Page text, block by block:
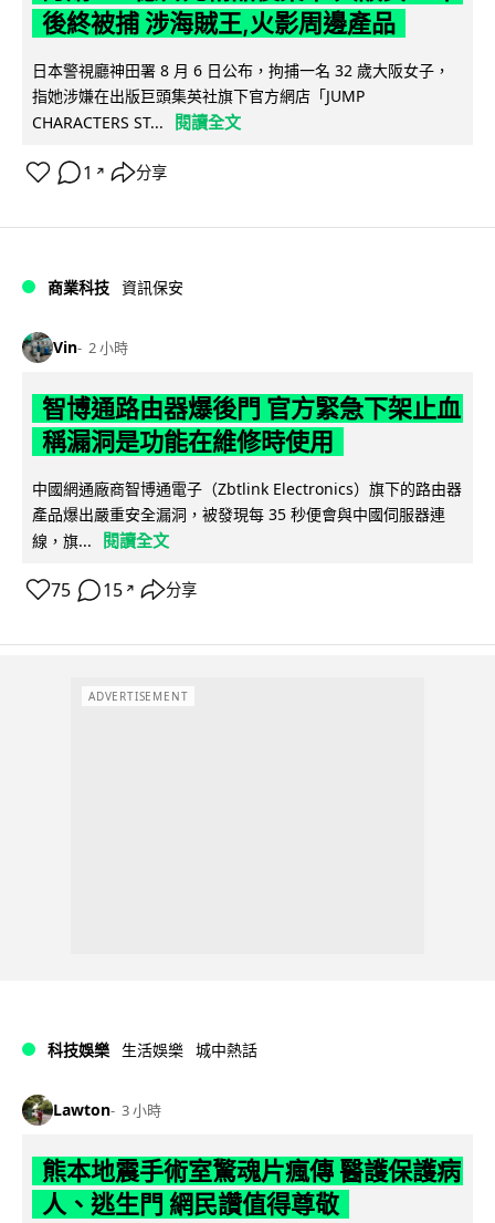
後終被捕 涉海賊王,火影周邊產品
日本警視廳神田署 8 月 6 日公布，拘捕一名 32 歲大阪女子，
指她涉嫌在出版巨頭集英社旗下官方網店「JUMP
CHARACTERS ST...
閱讀全文
1 ↗ 分享
商業科技 資訊保安
Vin 2 小時
智博通路由器爆後門 官方緊急下架止血
稱漏洞是功能在維修時使用
中國網通廠商智博通電子（Zbtlink Electronics）旗下的路由器
產品爆出嚴重安全漏洞，被發現每 35 秒便會與中國伺服器連
線，旗...
閱讀全文
75 15 ↗ 分享
ADVERTISEMENT
科技娛樂 生活娛樂 城中熱話
Lawton 3 小時
熊本地震手術室驚魂片瘋傳 醫護保護病
人、逃生門 網民讚值得尊敬